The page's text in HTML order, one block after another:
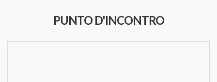
PUNTO D'INCONTRO